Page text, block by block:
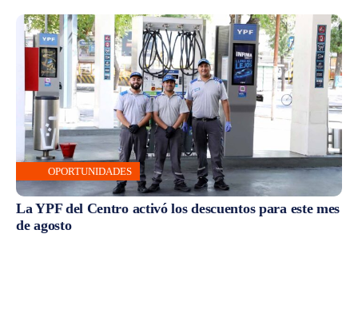
OPORTUNIDADES
La YPF del Centro activó los descuentos para este mes
de agosto